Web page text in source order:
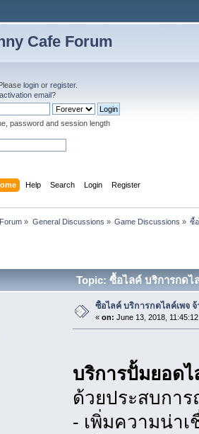
Cafe Forum
Please login or register.
activation email?
password and session length
Help Search Login Register
» General Discussions » Game Discussions » ซื้
Topic: ซื้อไลค์ บริการกดไ
ซื้อไลค์ บริการกดไลค์เพจ
« on: June 13, 2018,
บริการปั้มยอด
ด้วยประสบกา
- เพิ่มความน่าเ